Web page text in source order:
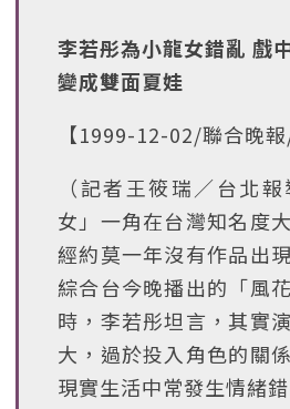
李若彤為小龍女錯亂 戲
變成雙面夏娃
【1999-12-02/聯合晚
（記者王筱瑞∕台北
女」一角在台灣知名度
經約莫一年沒有作品出
綜合台今晚播出的「風
時，李若彤坦言，其實
大，過於投入角色的關
現實生活中常發生情緒